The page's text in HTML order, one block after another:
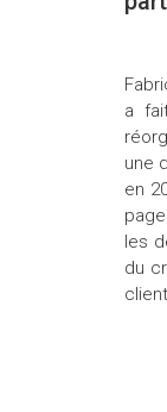
a
une
en
les
du